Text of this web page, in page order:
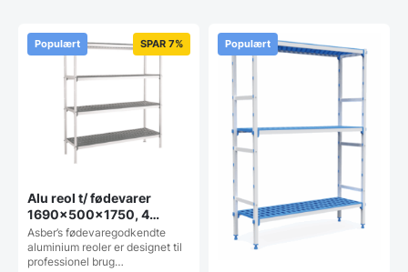
Populært SPAR 7%
Alu reol t/ fødevarer
1690x500x1750, 4
niveauer m/ aftagelige
plastsektioner 2x P-54-G
+ 4x S-169-G
Asber’s fødevaregodkendte
aluminium reoler er designet til
professionel brug…
Populært